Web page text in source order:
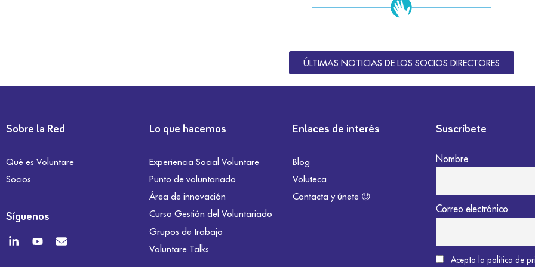
ÚLTIMAS NOTICIAS DE LOS SOCIOS DIRECTORES
Sobre la Red
Qué es Voluntare
Socios
Síguenos
Lo que hacemos
Experiencia Social Voluntare
Punto de voluntariado
Área de innovación
Curso Gestión del Voluntariado
Grupos de trabajo
Voluntare Talks
Enlaces de interés
Blog
Voluteca
Contacta y únete 😉
Suscríbete
Nombre
Correo electrónico
Acepto la política de